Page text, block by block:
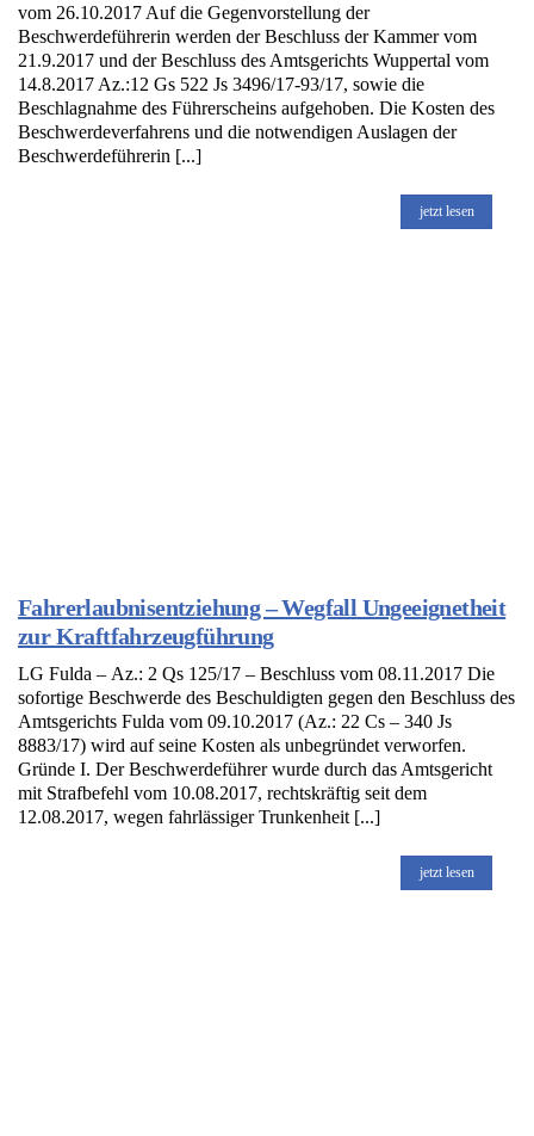
vom 26.10.2017 Auf die Gegenvorstellung der
Beschwerdeführerin werden der Beschluss der Kammer vom
21.9.2017 und der Beschluss des Amtsgerichts Wuppertal vom
14.8.2017 Az.:12 Gs 522 Js 3496/17-93/17, sowie die
Beschlagnahme des Führerscheins aufgehoben. Die Kosten des
Beschwerdeverfahrens und die notwendigen Auslagen der
Beschwerdeführerin [...]
jetzt lesen
Fahrerlaubnisentziehung – Wegfall Ungeeignetheit
zur Kraftfahrzeugführung
LG Fulda – Az.: 2 Qs 125/17 – Beschluss vom 08.11.2017 Die
sofortige Beschwerde des Beschuldigten gegen den Beschluss des
Amtsgerichts Fulda vom 09.10.2017 (Az.: 22 Cs – 340 Js
8883/17) wird auf seine Kosten als unbegründet verworfen.
Gründe I. Der Beschwerdeführer wurde durch das Amtsgericht
mit Strafbefehl vom 10.08.2017, rechtskräftig seit dem
12.08.2017, wegen fahrlässiger Trunkenheit [...]
jetzt lesen